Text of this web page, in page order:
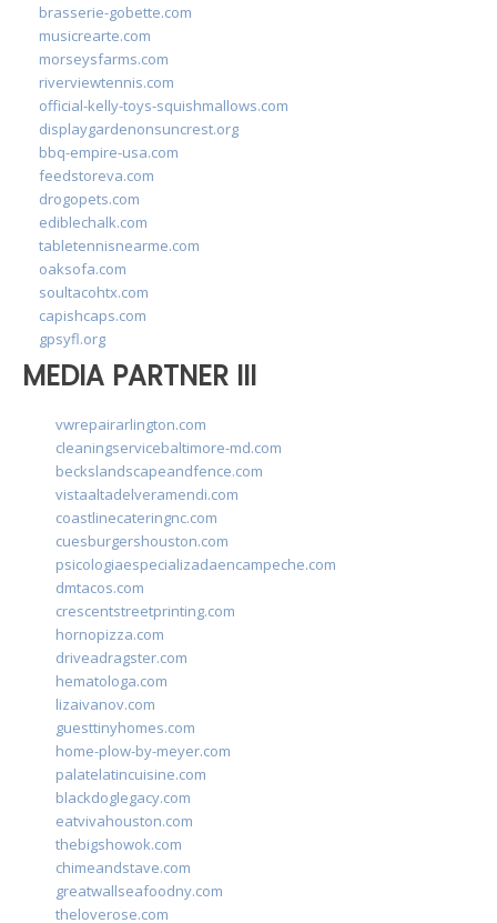
brasserie-gobette.com
musicrearte.com
morseysfarms.com
riverviewtennis.com
official-kelly-toys-squishmallows.com
displaygardenonsuncrest.org
bbq-empire-usa.com
feedstoreva.com
drogopets.com
ediblechalk.com
tabletennisnearme.com
oaksofa.com
soultacohtx.com
capishcaps.com
gpsyfl.org
MEDIA PARTNER III
vwrepairarlington.com
cleaningservicebaltimore-md.com
beckslandscapeandfence.com
vistaaltadelveramendi.com
coastlinecateringnc.com
cuesburgershouston.com
psicologiaespecializadaencampeche.com
dmtacos.com
crescentstreetprinting.com
hornopizza.com
driveadragster.com
hematologa.com
lizaivanov.com
guesttinyhomes.com
home-plow-by-meyer.com
palatelatincuisine.com
blackdoglegacy.com
eatvivahouston.com
thebigshowok.com
chimeandstave.com
greatwallseafoodny.com
theloverose.com